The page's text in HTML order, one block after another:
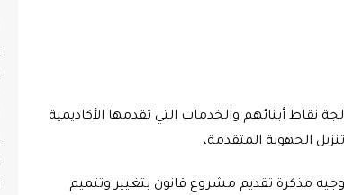
نقاط أبنائهم والخدمات التي تقدمها الأكاديمية
الجهوية المتقدمة،
مذكرة تقديم مشروع قانون بتغيير وتتميم